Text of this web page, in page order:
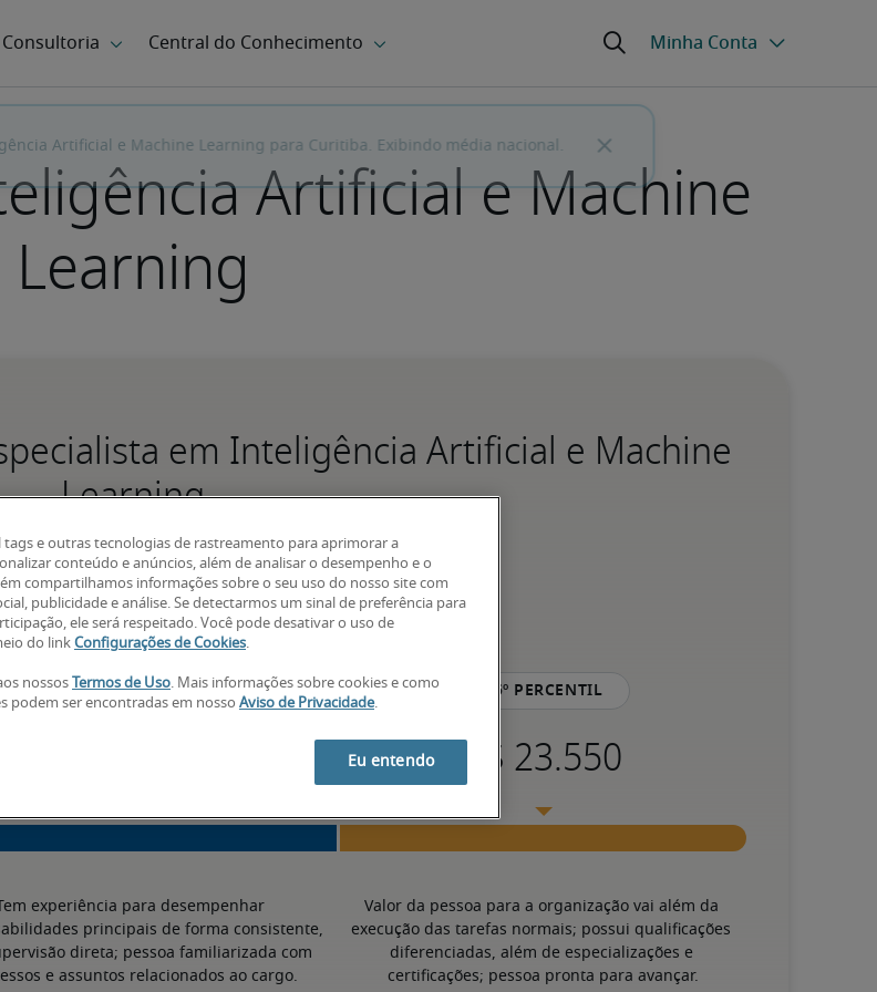
Artificial e Machine
Learning
em Inteligência Artificial e Machine
Learning
-
50º percentil
Tem experiência para desempenhar
principais de forma consistente,
direta; pessoa familiarizada com
e assuntos relacionados ao cargo.
75º percentil
Valor da pessoa para a organização vai além da
execução das tarefas normais; possui qualificações
diferenciadas, além de especializações e
certificações; pessoa pronta para avançar.
tags e outras tecnologias de rastreamento para aprimorar a
conteúdo e anúncios, além de analisar o desempenho e o
compartilhamos informações sobre o seu uso do nosso site com
publicidade e análise. Se detectarmos um sinal de preferência para
ele será respeitado. Você pode desativar o uso de
do link Configurações de Cookies.
nossos Termos de Uso. Mais informações sobre cookies e como
podem ser encontradas em nosso Aviso de Privacidade.
Eu entendo